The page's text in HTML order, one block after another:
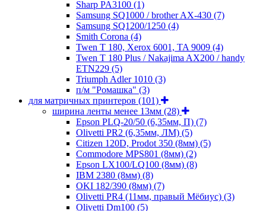
Sharp PA3100 (1)
Samsung SQ1000 / brother AX-430 (7)
Samsung SQ1200/1250 (4)
Smith Corona (4)
Twen T 180, Xerox 6001, TA 9009 (4)
Twen T 180 Plus / Nakajima AX200 / handy
ETN229 (5)
Triumph Adler 1010 (3)
п/м "Ромашка" (3)
для матричных принтеров (101)
ширина ленты менее 13мм (28)
Epson PLQ-20/50 (6,35мм, П) (7)
Olivetti PR2 (6,35мм, ЛМ) (5)
Citizen 120D, Prodot 350 (8мм) (5)
Commodore MPS801 (8мм) (2)
Epson LX100/LQ100 (8мм) (8)
IBM 2380 (8мм) (8)
OKI 182/390 (8мм) (7)
Olivetti PR4 (11мм, правый Мёбиус) (3)
Olivetti Dm100 (5)